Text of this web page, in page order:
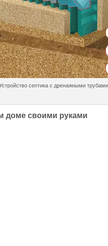
септика с дренажными трубами
доме своими руками